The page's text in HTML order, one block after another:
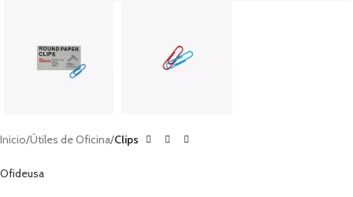
Inicio Útiles de Oficina Clips
Ofideusa